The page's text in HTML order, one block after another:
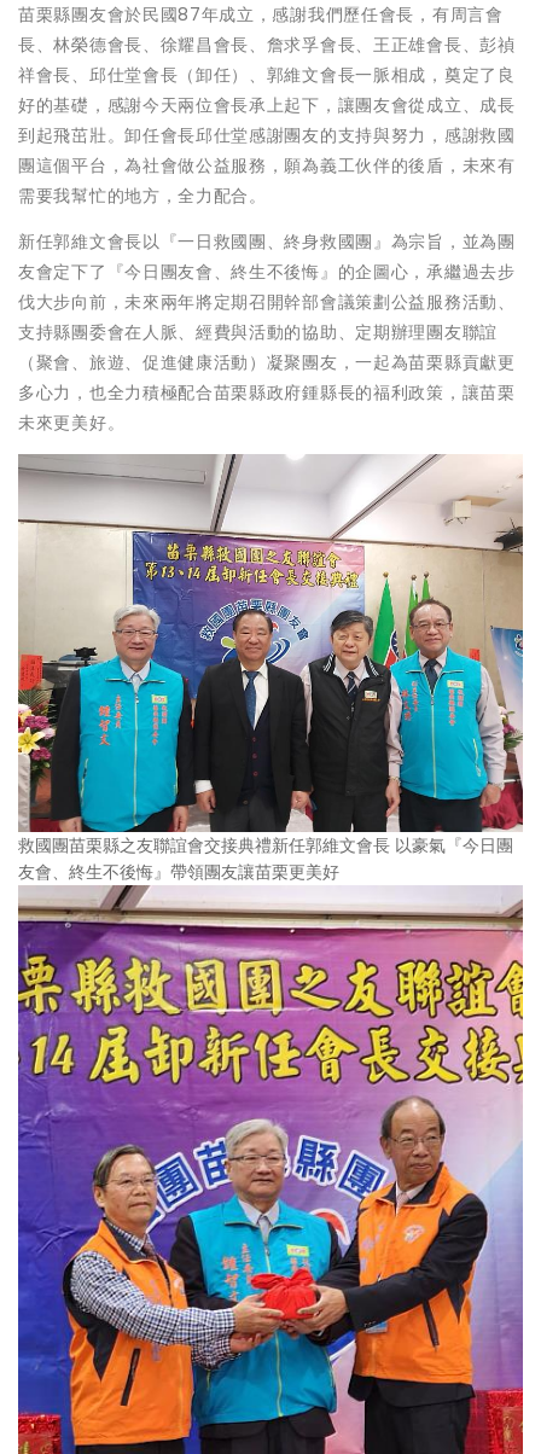
苗栗縣團友會於民國87年成立，感謝我們歷任會長，有周言會
長、林榮德會長、徐耀昌會長、詹求孚會長、王正雄會長、彭禎
祥會長、邱仕堂會長（卸任）、郭維文會長一脈相成，奠定了良
好的基礎，感謝今天兩位會長承上起下，讓團友會從成立、成長
到起飛茁壯。卸任會長邱仕堂感謝團友的支持與努力，感謝救國
團這個平台，為社會做公益服務，願為義工伙伴的後盾，未來有
需要我幫忙的地方，全力配合。
新任郭維文會長以『一日救國團、終身救國團』為宗旨，並為團
友會定下了『今日團友會、終生不後悔』的企圖心，承繼過去步
伐大步向前，未來兩年將定期召開幹部會議策劃公益服務活動、
支持縣團委會在人脈、經費與活動的協助、定期辦理團友聯誼
（聚會、旅遊、促進健康活動）凝聚團友，一起為苗栗縣貢獻更
多心力，也全力積極配合苗栗縣政府鍾縣長的福利政策，讓苗栗
未來更美好。
救國團苗栗縣之友聯誼會交接典禮新任郭維文會長 以豪氣『今日團
友會、終生不後悔』帶領團友讓苗栗更美好